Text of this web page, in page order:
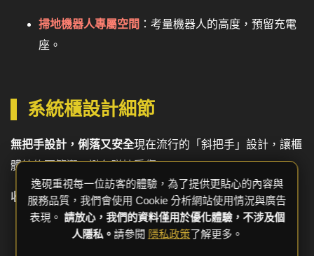
掃地機器人專屬空間 ：考量機器人的高度，預留充電
座。
系統櫃設計細節
無把手設計，俐落又安全現在流行的「斜把手」設計，讓櫃
體線條更簡潔，避免碰撞受傷。
收納細節考量
抽屜把手位置 ：依照使用習慣設計，讓開關更順手。
逸硯重視每一位訪客的體驗，為了提供更貼心的內容與
服務品質，我們會使用 Cookie 分析網站使用情況與廣告
表現。 請放心，我們的資料僅用於優化體驗，不涉及個
人隱私。請參閱 隱私政策了解更多。